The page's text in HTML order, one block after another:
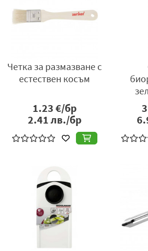
Четка за размазване с
естествен косъм
1.23€/бр
2.41лв./бр